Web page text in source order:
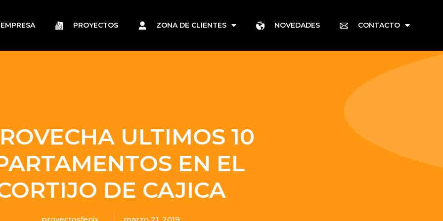
EMPRESA PROYECTOS ZONA DE CLIENTES NOVEDADES CONTACTO
ULTIMOS 10
EN EL
DE CAJICA